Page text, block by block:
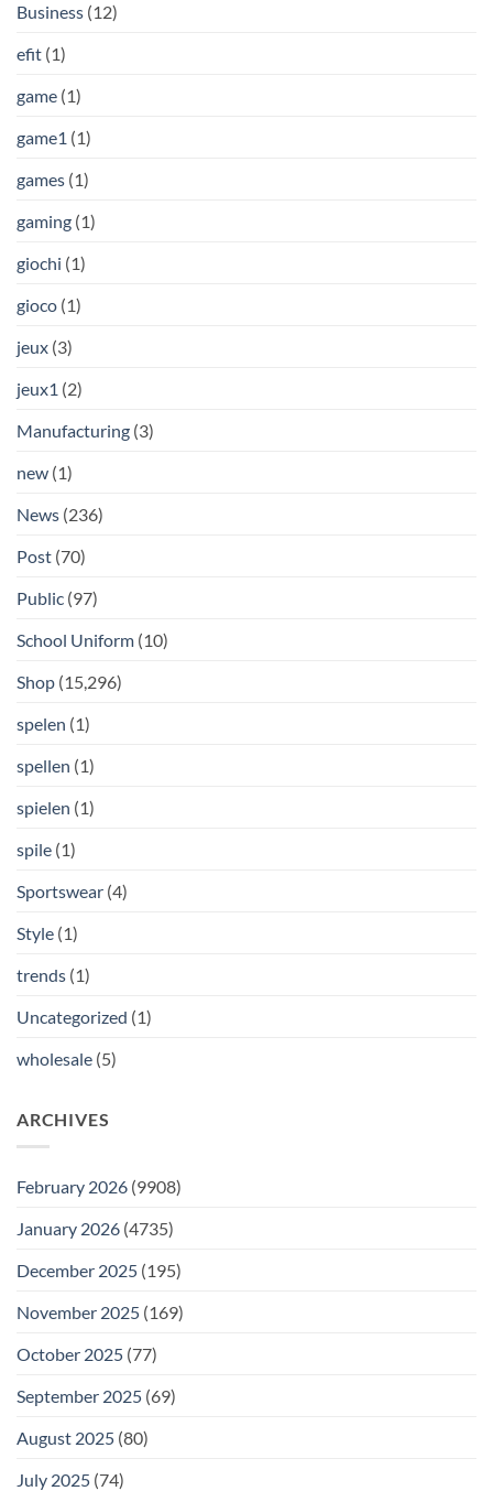
Business (12)
efit (1)
game (1)
game1 (1)
games (1)
gaming (1)
giochi (1)
gioco (1)
jeux (3)
jeux1 (2)
Manufacturing (3)
new (1)
News (236)
Post (70)
Public (97)
School Uniform (10)
Shop (15,296)
spelen (1)
spellen (1)
spielen (1)
spile (1)
Sportswear (4)
Style (1)
trends (1)
Uncategorized (1)
wholesale (5)
ARCHIVES
February 2026 (9908)
January 2026 (4735)
December 2025 (195)
November 2025 (169)
October 2025 (77)
September 2025 (69)
August 2025 (80)
July 2025 (74)